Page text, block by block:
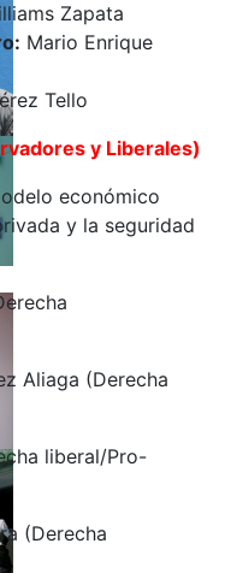
Zapata
Mario Enrique
Tello
y Liberales)
económico
y la seguridad
Aliaga (Derecha
liberal/Pro-
(Derecha